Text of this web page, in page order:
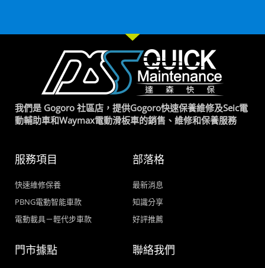
我們是 Gogoro 社區店，提供Gogoro快速保養維修及Seic電
動輔助車和Waymax電動滑板車的銷售、維修和保養服務
服務項目
快速維修保養
PBNG電動智能車款
電動載具－輕代步車款
部落格
最新消息
知識分享
好評推薦
門市據點
聯絡我們